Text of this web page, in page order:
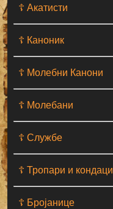
☦ Акатисти
☦ Каноник
☦ Молебни Канони
☦ Молебани
☦ Службе
☦ Тропари и кондаци
☦ Бројанице